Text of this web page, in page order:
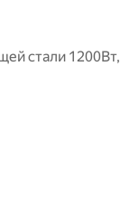
стали 1200Вт,